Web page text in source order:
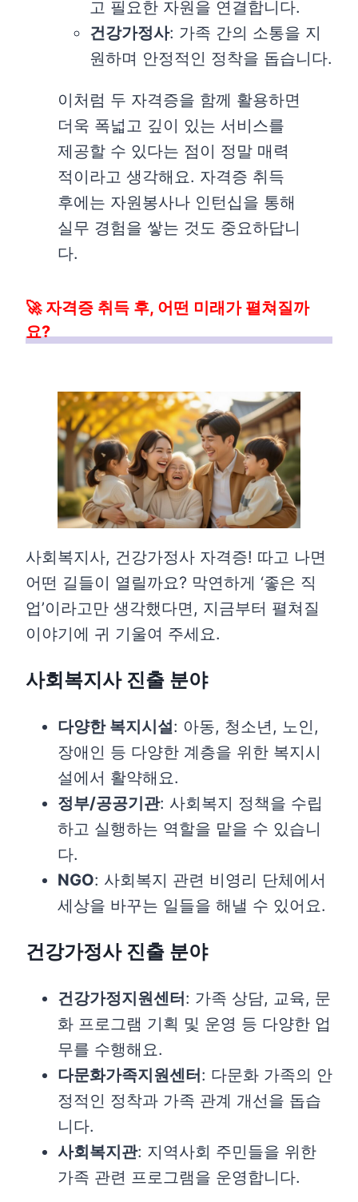
고 필요한 자원을 연결합니다.
건강가정사: 가족 간의 소통을 지
원하며 안정적인 정착을 돕습니다.
이처럼 두 자격증을 함께 활용하면
더욱 폭넓고 깊이 있는 서비스를
제공할 수 있다는 점이 정말 매력
적이라고 생각해요. 자격증 취득
후에는 자원봉사나 인턴십을 통해
실무 경험을 쌓는 것도 중요하답니
다.
🚀 자격증 취득 후, 어떤 미래가 펼쳐질까
요?
사회복지사, 건강가정사 자격증! 따고 나면
어떤 길들이 열릴까요? 막연하게 ‘좋은 직
업’이라고만 생각했다면, 지금부터 펼쳐질
이야기에 귀 기울여 주세요.
사회복지사 진출 분야
다양한 복지시설: 아동, 청소년, 노인,
장애인 등 다양한 계층을 위한 복지시
설에서 활약해요.
정부/공공기관: 사회복지 정책을 수립
하고 실행하는 역할을 맡을 수 있습니
다.
NGO: 사회복지 관련 비영리 단체에서
세상을 바꾸는 일들을 해낼 수 있어요.
건강가정사 진출 분야
건강가정지원센터 : 가족 상담, 교육, 문
화 프로그램 기획 및 운영 등 다양한 업
무를 수행해요.
다문화가족지원센터 : 다문화 가족의 안
정적인 정착과 가족 관계 개선을 돕습
니다.
사회복지관: 지역사회 주민들을 위한
가족 관련 프로그램을 운영합니다.